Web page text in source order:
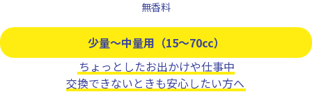
無香料
少量～中量用（15～70cc）
ちょっとしたお出かけや仕事中
交換できないときも安心したい方へ